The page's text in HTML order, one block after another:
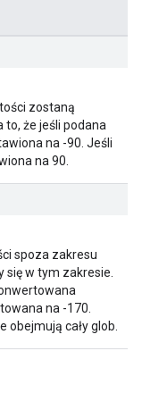
zostaną
to, że jeśli podana
na -90. Jeśli
na 90.
spoza zakresu
się w tym zakresie.
na -170.
obejmują cały glob.